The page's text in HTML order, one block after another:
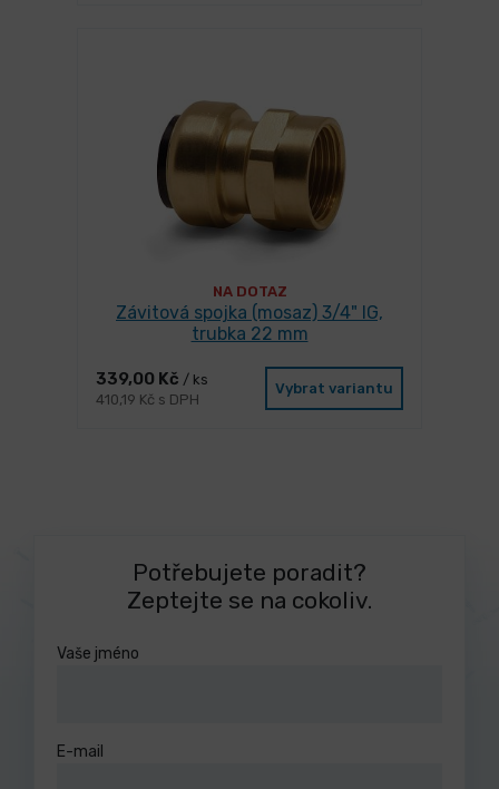
NA DOTAZ
Závitová spojka (mosaz) 3/4" IG,
trubka 22 mm
339,00 Kč / ks
410,19 Kč s DPH
Vybrat variantu
Potřebujete poradit?
Zeptejte se na cokoliv.
Vaše jméno
E-mail